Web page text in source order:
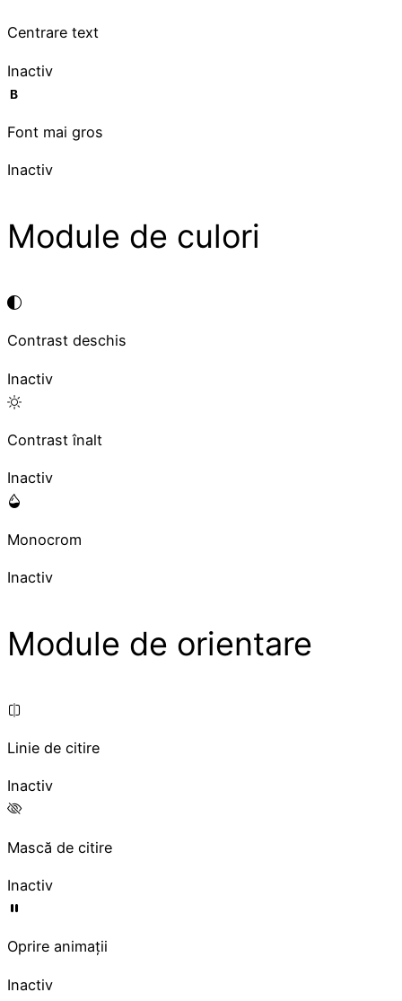
Centrare text
Inactiv
Font mai gros
Inactiv
Module de culori
Contrast deschis
Inactiv
Contrast înalt
Inactiv
Monocrom
Inactiv
Module de orientare
Linie de citire
Inactiv
Mască de citire
Inactiv
Oprire animații
Inactiv